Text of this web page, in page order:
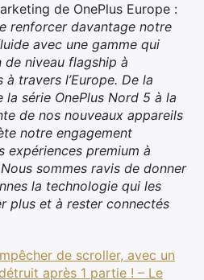
de OnePlus Europe :
renforcer davantage notre
avec une gamme qui
niveau flagship à
travers l’Europe. De la
série OnePlus Nord 5 à la
de nos nouveaux appareils
notre engagement
expériences premium à
sommes ravis de donner
la technologie qui les
plus et à rester connectés
de scroller, avec un
après 1 partie ! – Le